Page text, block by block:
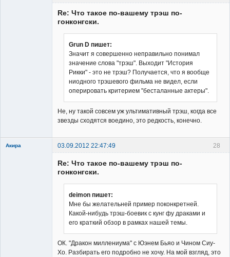
Re: Что такое по-вашему трэш по-
гонконгски.
Grun D пишет:
Значит я совершенно неправильно понимал
значение слова "трэш". Выходит "История
Рикки" - это не трэш? Получается, что я вообще
ниодного трэшевого фильма не видел, если
оперировать критерием "бесталанные актеры".
Не, ну такой совсем уж ультимативный трэш, когда все
звезды сходятся воедино, это редкость, конечно.
28
Акира 03.09.2012 22:47:49
Re: Что такое по-вашему трэш по-
гонконгски.
deimon пишет:
Мне бы желательней пример поконкретней.
Какой-нибудь трэш-боевик с кунг фу драками и
его краткий обзор в рамках нашей темы.
ОК. "Дракон миллениума" с Юэнем Бьяо и Чином Сиу-
Хо. Разбирать его подробно не хочу. На мой взгляд, это